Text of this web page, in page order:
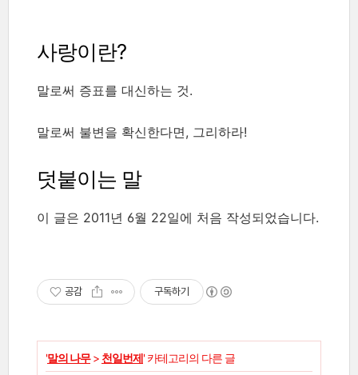
사랑이란?
말로써 증표를 대신하는 것.
말로써 불변을 확신한다면, 그리하라!
덧붙이는 말
이 글은 2011년 6월 22일에 처음 작성되었습니다.
공감 구독하기
'말의 나무> 천일번제' 카테고리의 다른 글